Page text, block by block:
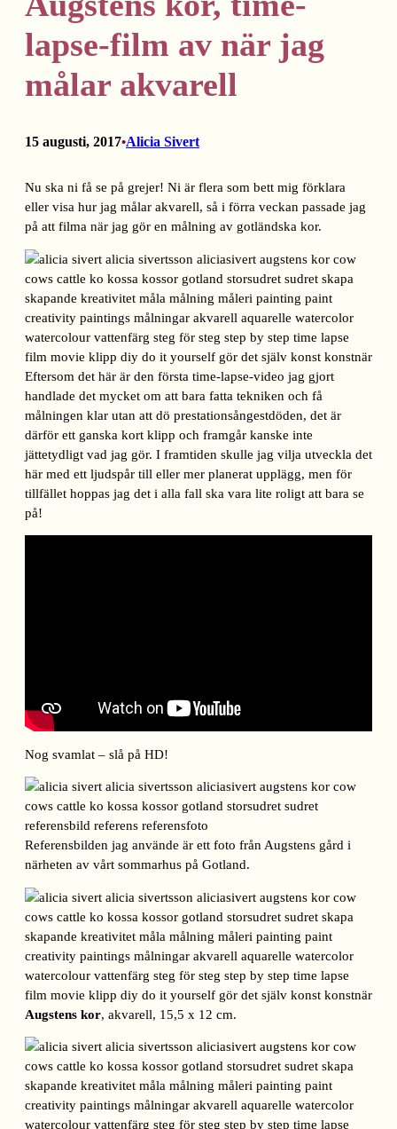
lapse-film av när jag
målar akvarell
15 augusti, 2017•Alicia Sivert
Nu ska ni få se på grejer! Ni är flera som bett mig förklara
eller visa hur jag målar akvarell, så i förra veckan passade jag
på att filma när jag gör en målning av gotländska kor.
Eftersom det här är den första time-lapse-video jag gjort
handlade det mycket om att bara fatta tekniken och få
målningen klar utan att dö prestationsångestdöden, det är
därför ett ganska kort klipp och framgår kanske inte
jättetydligt vad jag gör. I framtiden skulle jag vilja utveckla det
här med ett ljudspår till eller mer planerat upplägg, men för
tillfället hoppas jag det i alla fall ska vara lite roligt att bara se
på!
Nog svamlat – slå på HD!
Referensbilden jag använde är ett foto från Augstens gård i
närheten av vårt sommarhus på Gotland.
Augstens kor, akvarell, 15,5 x 12 cm.